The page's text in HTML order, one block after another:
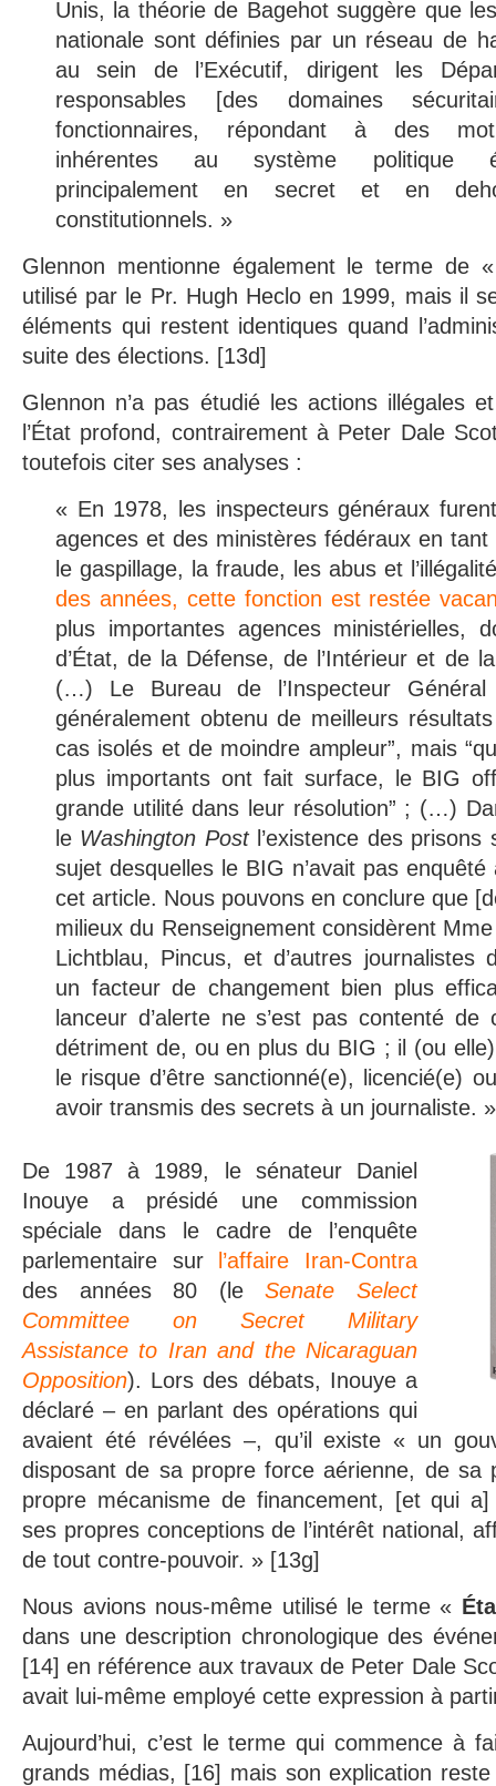
Unis, la théorie de Bagehot suggère que
nationale sont définies par un réseau de
au sein de l’Exécutif, dirigent les
responsables [des domaines
fonctionnaires, répondant à des
inhérentes au système politique
principalement en secret et en
constitutionnels. »
Glennon mentionne également le terme de
utilisé par le Pr. Hugh Heclo en 1999, mais il
éléments qui restent identiques quand
suite des élections. [13d]
Glennon n’a pas étudié les actions illégales
l’État profond, contrairement à Peter Dale
toutefois citer ses analyses :
« En 1978, les inspecteurs généraux
agences et des ministères fédéraux en
le gaspillage, la fraude, les abus et
des années, cette fonction est restée
plus importantes agences ministérielles,
d’État, de la Défense, de l’Intérieur et de
(…) Le Bureau de l’Inspecteur
généralement obtenu de meilleurs résultats
cas isolés et de moindre ampleur”, mais
plus importants ont fait surface, le BIG
grande utilité dans leur résolution” ; (…)
le Washington Postl’existence des prisons
sujet desquelles le BIG n’avait pas
cet article. Nous pouvons en conclure que
milieux du Renseignement considèrent
Lichtblau, Pincus, et d’autres journalistes
un facteur de changement bien plus
lanceur d’alerte ne s’est pas contenté
détriment de, ou en plus du BIG ; il (ou
le risque d’être sanctionné(e), licencié(e)
avoir transmis des secrets à un journaliste.
De 1987 à 1989, le sénateur Daniel
Inouye a présidé une commission
spéciale dans le cadre de l’enquête
parlementaire sur
l’affaire Iran-Contra
des années 80 (leSenate Select
Committee on Secret Military
Assistance to Iran and the Nicaraguan
Opposition). Lors des débats, Inouye a
déclaré – en parlant des opérations qui
avaient été révélées –, qu’il existe « un
disposant de sa propre force aérienne, de sa
propre mécanisme de financement, [et qui a]
ses propres conceptions de l’intérêt national,
de tout contre-pouvoir. » [13g]
Nous avions nous-même utilisé le terme «
dans une description chronologique des
[14] en référence aux travaux de Peter Dale
avait lui-même employé cette expression à
Aujourd’hui, c’est le terme qui commence à
grands médias, [16] mais son explication